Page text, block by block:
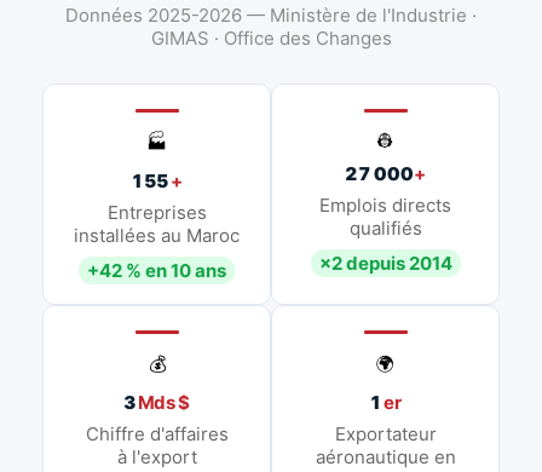
Données 2025-2026 — Ministère de l'Industrie ·
GIMAS · Office des Changes
🏭
155+
Entreprises
installées au Maroc
+42 % en 10 ans
👷
27 000+
Emplois directs
qualifiés
×2 depuis 2014
💰
3Mds $
Chiffre d'affaires
à l'export
🌍
1 er
Exportateur
aéronautique en